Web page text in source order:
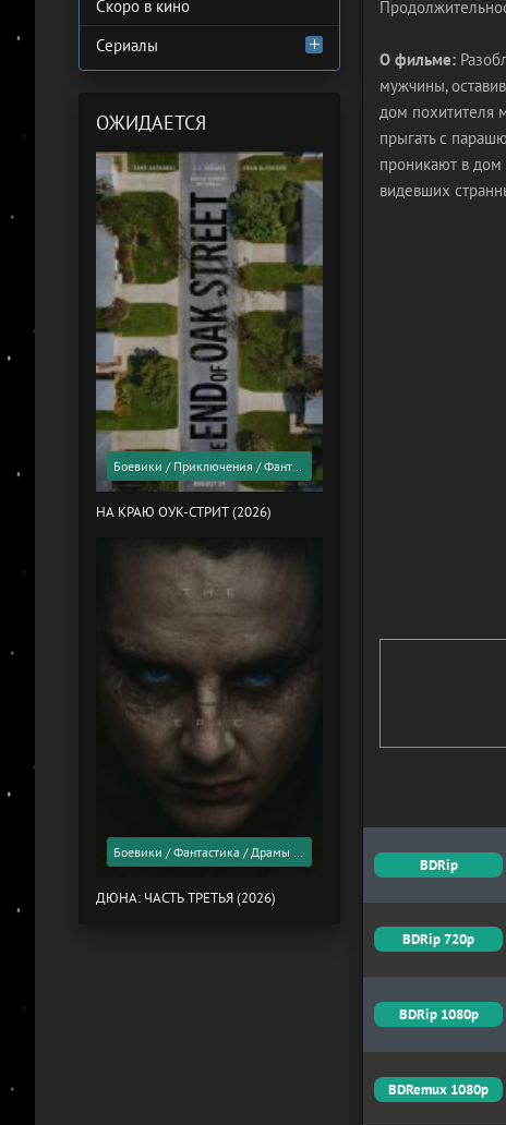
О фильме:
мужчины,
дом похитителя
прыгать с
проникают в дом
видевших
BDRip
BDRip 720p
BDRip 1080p
BDRemux 1080p
Скоро в кино
Сериалы
ОЖИДАЕТСЯ
Боевики / Приключения / Фантастика / Фильмы 2026 года / Скоро в кино
НА КРАЮ ОУК-СТРИТ (2026)
Боевики / Фантастика / Драмы / Фильмы 2026 года / Скоро в кино
ДЮНА: ЧАСТЬ ТРЕТЬЯ (2026)